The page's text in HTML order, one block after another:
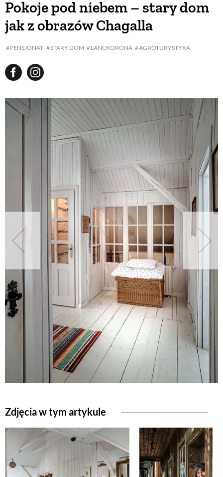
Pokoje pod niebem – stary dom
jak z obrazów Chagalla
PENSJONAT STARY DOM LANCKORONA AGROTURYSTYKA
Zdjęcia w tym artykule
BUDUJEMY DOM
ROŚLINY OGRODOWE
PORADY
ZIELEŃ W DOMU
PROJEKTOWANIE OGRODU
NATURALNIE
URODA
NATURALNA APTECZKA
DLA DOMU
EKO ŻYCIE
PRZYRODA
ZWIERZĘTA DOMOWE
ZWIERZĘTA W NATURZE